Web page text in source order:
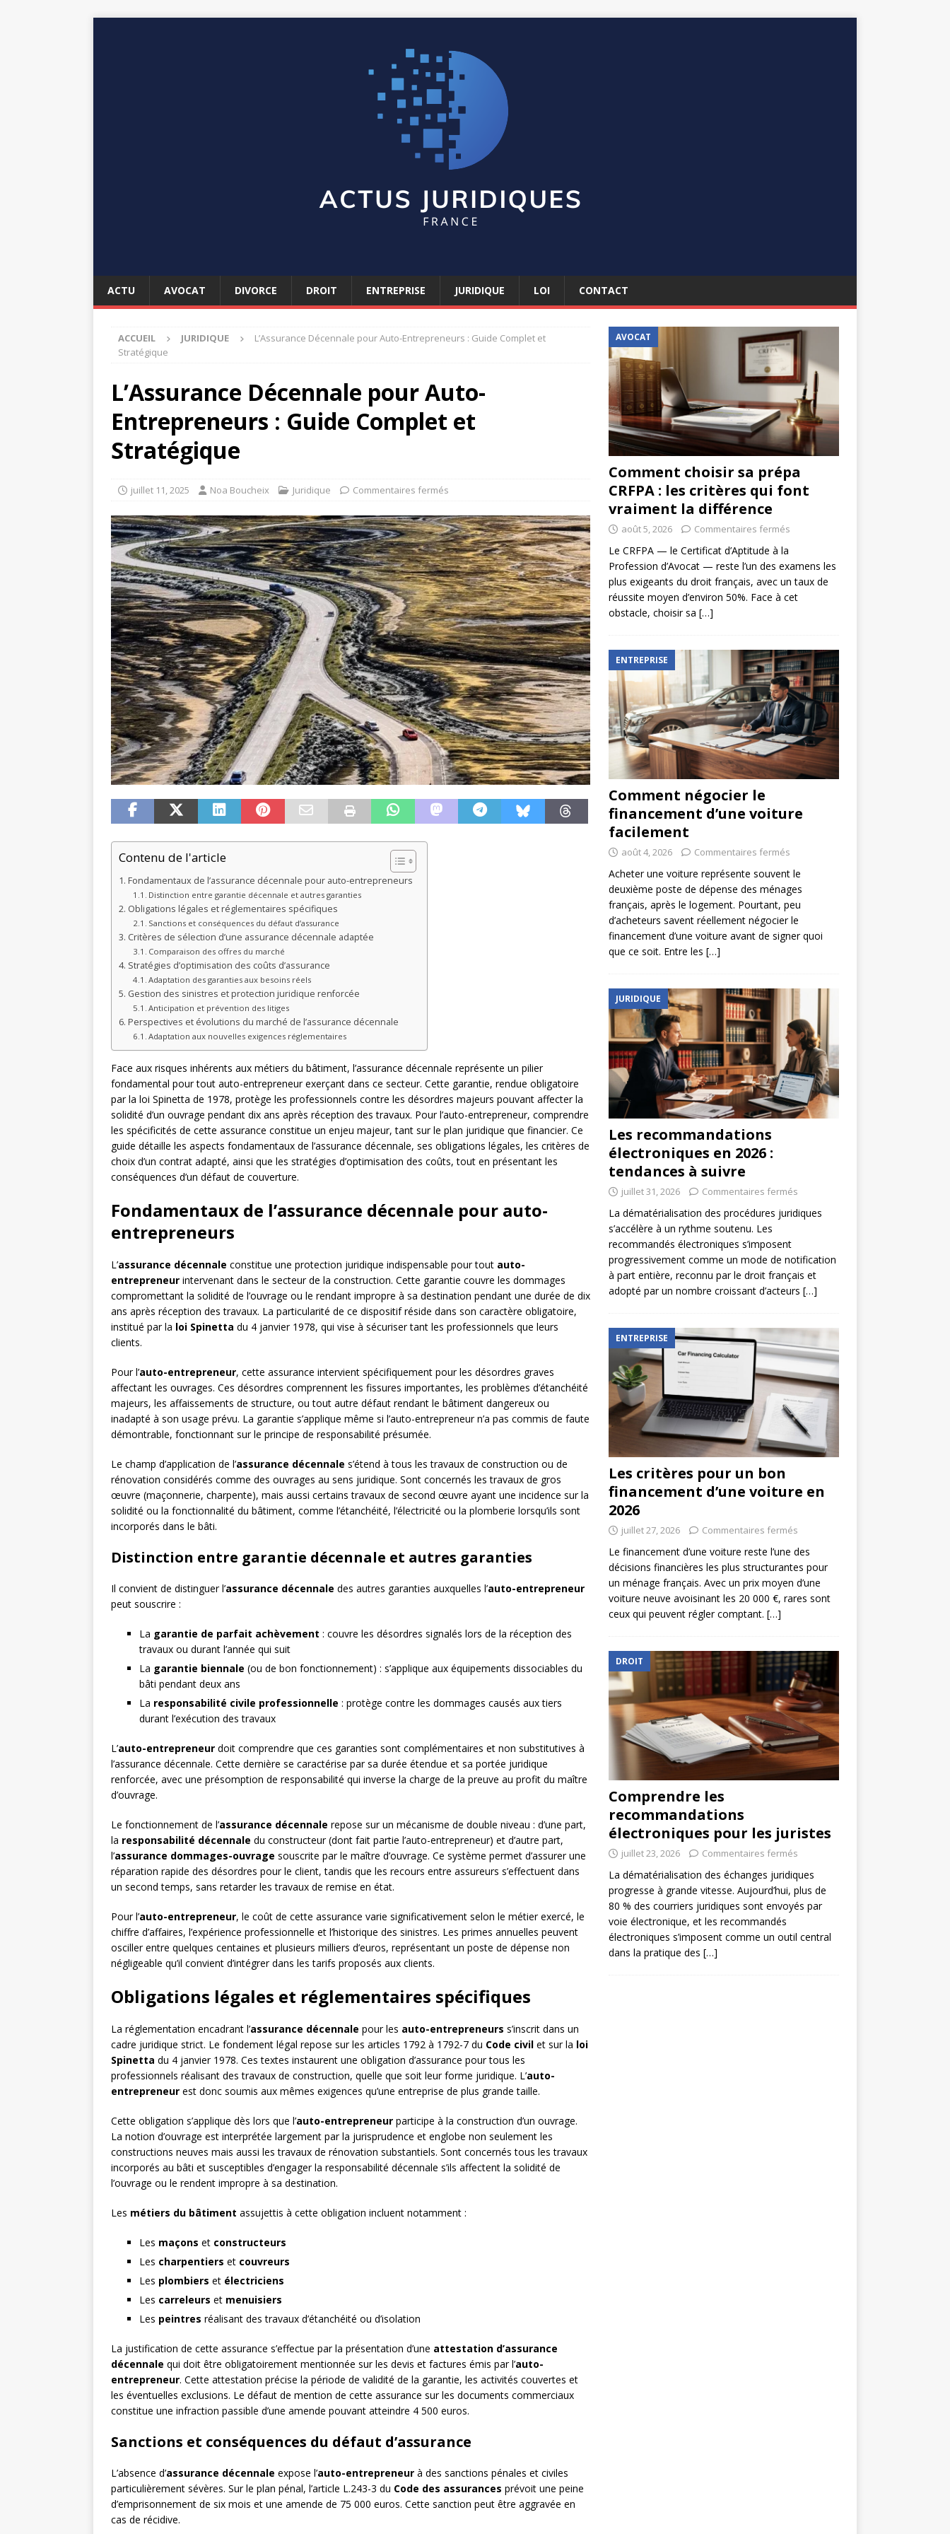
ACTU AVOCAT DIVORCE DROIT ENTREPRISE JURIDIQUE LOI CONTACT
ACCUEIL JURIDIQUE
L’Assurance Décennale pour Auto-Entrepreneurs : Guide Complet et
Stratégique
L’Assurance Décennale pour Auto-
Entrepreneurs : Guide Complet et
Stratégique
juillet 11, 2025 Noa Boucheix Juridique Commentaires fermés
Contenu de l'article
Fondamentaux de l’assurance décennale pour auto-entrepreneurs
Distinction entre garantie décennale et autres garanties
Obligations légales et réglementaires spécifiques
Sanctions et conséquences du défaut d’assurance
Critères de sélection d’une assurance décennale adaptée
Comparaison des offres du marché
Stratégies d’optimisation des coûts d’assurance
Adaptation des garanties aux besoins réels
Gestion des sinistres et protection juridique renforcée
Anticipation et prévention des litiges
Perspectives et évolutions du marché de l’assurance décennale
Adaptation aux nouvelles exigences réglementaires
Face aux risques inhérents aux métiers du bâtiment, l’assurance décennale représente un pilier
fondamental pour tout auto-entrepreneur exerçant dans ce secteur. Cette garantie, rendue obligatoire
par la loi Spinetta de 1978, protège les professionnels contre les désordres majeurs pouvant affecter la
solidité d’un ouvrage pendant dix ans après réception des travaux. Pour l’auto-entrepreneur, comprendre
les spécificités de cette assurance constitue un enjeu majeur, tant sur le plan juridique que financier. Ce
guide détaille les aspects fondamentaux de l’assurance décennale, ses obligations légales, les critères de
choix d’un contrat adapté, ainsi que les stratégies d’optimisation des coûts, tout en présentant les
conséquences d’un défaut de couverture.
Fondamentaux de l’assurance décennale pour auto-
entrepreneurs
L’assurance décennale constitue une protection juridique indispensable pour tout auto-
entrepreneur intervenant dans le secteur de la construction. Cette garantie couvre les dommages
compromettant la solidité de l’ouvrage ou le rendant impropre à sa destination pendant une durée de dix
ans après réception des travaux. La particularité de ce dispositif réside dans son caractère obligatoire,
institué par la loi Spinetta du 4 janvier 1978, qui vise à sécuriser tant les professionnels que leurs
clients.
Pour l’auto-entrepreneur, cette assurance intervient spécifiquement pour les désordres graves
affectant les ouvrages. Ces désordres comprennent les fissures importantes, les problèmes d’étanchéité
majeurs, les affaissements de structure, ou tout autre défaut rendant le bâtiment dangereux ou
inadapté à son usage prévu. La garantie s’applique même si l’auto-entrepreneur n’a pas commis de faute
démontrable, fonctionnant sur le principe de responsabilité présumée.
Le champ d’application de l’assurance décennale s’étend à tous les travaux de construction ou de
rénovation considérés comme des ouvrages au sens juridique. Sont concernés les travaux de gros
œuvre (maçonnerie, charpente), mais aussi certains travaux de second œuvre ayant une incidence sur la
solidité ou la fonctionnalité du bâtiment, comme l’étanchéité, l’électricité ou la plomberie lorsqu’ils sont
incorporés dans le bâti.
Distinction entre garantie décennale et autres garanties
Il convient de distinguer l’assurance décennale des autres garanties auxquelles l’auto-entrepreneur
peut souscrire :
La garantie de parfait achèvement : couvre les désordres signalés lors de la réception des
travaux ou durant l’année qui suit
La garantie biennale (ou de bon fonctionnement) : s’applique aux équipements dissociables du
bâti pendant deux ans
La responsabilité civile professionnelle : protège contre les dommages causés aux tiers
durant l’exécution des travaux
L’auto-entrepreneur doit comprendre que ces garanties sont complémentaires et non substitutives à
l’assurance décennale. Cette dernière se caractérise par sa durée étendue et sa portée juridique
renforcée, avec une présomption de responsabilité qui inverse la charge de la preuve au profit du maître
d’ouvrage.
Le fonctionnement de l’assurance décennale repose sur un mécanisme de double niveau : d’une part,
la responsabilité décennale du constructeur (dont fait partie l’auto-entrepreneur) et d’autre part,
l’assurance dommages-ouvrage souscrite par le maître d’ouvrage. Ce système permet d’assurer une
réparation rapide des désordres pour le client, tandis que les recours entre assureurs s’effectuent dans
un second temps, sans retarder les travaux de remise en état.
Pour l’auto-entrepreneur, le coût de cette assurance varie significativement selon le métier exercé, le
chiffre d’affaires, l’expérience professionnelle et l’historique des sinistres. Les primes annuelles peuvent
osciller entre quelques centaines et plusieurs milliers d’euros, représentant un poste de dépense non
négligeable qu’il convient d’intégrer dans les tarifs proposés aux clients.
Obligations légales et réglementaires spécifiques
La réglementation encadrant l’assurance décennale pour les auto-entrepreneurs s’inscrit dans un
cadre juridique strict. Le fondement légal repose sur les articles 1792 à 1792-7 du Code civil et sur la loi
Spinetta du 4 janvier 1978. Ces textes instaurent une obligation d’assurance pour tous les
professionnels réalisant des travaux de construction, quelle que soit leur forme juridique. L’auto-
entrepreneur est donc soumis aux mêmes exigences qu’une entreprise de plus grande taille.
Cette obligation s’applique dès lors que l’auto-entrepreneur participe à la construction d’un ouvrage.
La notion d’ouvrage est interprétée largement par la jurisprudence et englobe non seulement les
constructions neuves mais aussi les travaux de rénovation substantiels. Sont concernés tous les travaux
incorporés au bâti et susceptibles d’engager la responsabilité décennale s’ils affectent la solidité de
l’ouvrage ou le rendent impropre à sa destination.
Les métiers du bâtiment assujettis à cette obligation incluent notamment :
Les maçons et constructeurs
Les charpentiers et couvreurs
Les plombiers et électriciens
Les carreleurs et menuisiers
Les peintres réalisant des travaux d’étanchéité ou d’isolation
La justification de cette assurance s’effectue par la présentation d’une attestation d’assurance
décennale qui doit être obligatoirement mentionnée sur les devis et factures émis par l’auto-
entrepreneur. Cette attestation précise la période de validité de la garantie, les activités couvertes et
les éventuelles exclusions. Le défaut de mention de cette assurance sur les documents commerciaux
constitue une infraction passible d’une amende pouvant atteindre 4 500 euros.
Sanctions et conséquences du défaut d’assurance
L’absence d’assurance décennale expose l’auto-entrepreneur à des sanctions pénales et civiles
particulièrement sévères. Sur le plan pénal, l’article L.243-3 du Code des assurances prévoit une peine
d’emprisonnement de six mois et une amende de 75 000 euros. Cette sanction peut être aggravée en
cas de récidive.
AVOCAT
Comment choisir sa prépa
CRFPA : les critères qui font
vraiment la différence
août 5, 2026 Commentaires fermés
Le CRFPA — le Certificat d’Aptitude à la
Profession d’Avocat — reste l’un des examens les
plus exigeants du droit français, avec un taux de
réussite moyen d’environ 50%. Face à cet
obstacle, choisir sa […]
ENTREPRISE
Comment négocier le
financement d’une voiture
facilement
août 4, 2026 Commentaires fermés
Acheter une voiture représente souvent le
deuxième poste de dépense des ménages
français, après le logement. Pourtant, peu
d’acheteurs savent réellement négocier le
financement d’une voiture avant de signer quoi
que ce soit. Entre les […]
JURIDIQUE
Les recommandations
électroniques en 2026 :
tendances à suivre
juillet 31, 2026 Commentaires fermés
La dématérialisation des procédures juridiques
s’accélère à un rythme soutenu. Les
recommandés électroniques s’imposent
progressivement comme un mode de notification
à part entière, reconnu par le droit français et
adopté par un nombre croissant d’acteurs […]
ENTREPRISE
Les critères pour un bon
financement d’une voiture en
2026
juillet 27, 2026 Commentaires fermés
Le financement d’une voiture reste l’une des
décisions financières les plus structurantes pour
un ménage français. Avec un prix moyen d’une
voiture neuve avoisinant les 20 000 €, rares sont
ceux qui peuvent régler comptant. […]
DROIT
Comprendre les
recommandations
électroniques pour les juristes
juillet 23, 2026 Commentaires fermés
La dématérialisation des échanges juridiques
progresse à grande vitesse. Aujourd’hui, plus de
80 % des courriers juridiques sont envoyés par
voie électronique, et les recommandés
électroniques s’imposent comme un outil central
dans la pratique des […]